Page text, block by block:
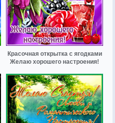
Красочная открытка с ягодками
Желаю хорошего настроения!